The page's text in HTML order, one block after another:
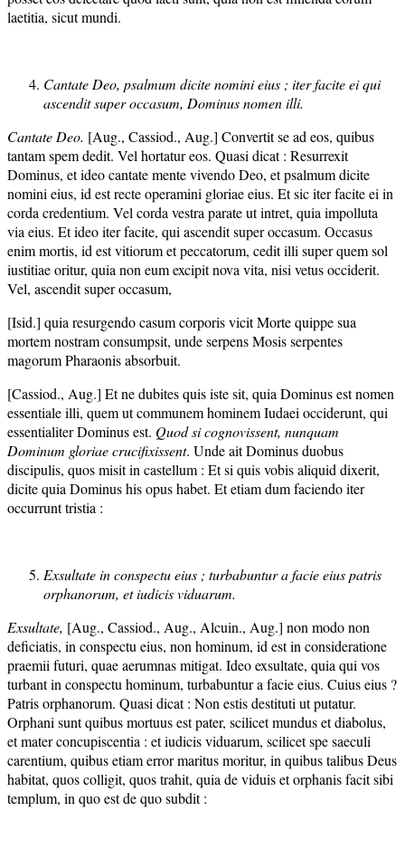
laetitia, sicut mundi.
Cantate Deo, psalmum dicite nomini eius ; iter facite ei qui
ascendit super occasum, Dominus nomen illi.
Cantate Deo. [Aug., Cassiod., Aug.] Convertit se ad eos, quibus
tantam spem dedit. Vel hortatur eos. Quasi dicat : Resurrexit
Dominus, et ideo cantate mente vivendo Deo, et psalmum dicite
nomini eius, id est recte operamini gloriae eius. Et sic iter facite ei in
corda credentium. Vel corda vestra parate ut intret, quia impolluta
via eius. Et ideo iter facite, qui ascendit super occasum. Occasus
enim mortis, id est vitiorum et peccatorum, cedit illi super quem sol
iustitiae oritur, quia non eum excipit nova vita, nisi vetus occiderit.
Vel, ascendit super occasum,
[Isid.] quia resurgendo casum corporis vicit Morte quippe sua
mortem nostram consumpsit, unde serpens Mosis serpentes
magorum Pharaonis absorbuit.
[Cassiod., Aug.] Et ne dubites quis iste sit, quia Dominus est nomen
essentiale illi, quem ut communem hominem Iudaei occiderunt, qui
essentialiter Dominus est. Quod si cognovissent, nunquam
Dominum gloriae crucifixissent. Unde ait Dominus duobus
discipulis, quos misit in castellum : Et si quis vobis aliquid dixerit,
dicite quia Dominus his opus habet. Et etiam dum faciendo iter
occurrunt tristia :
Exsultate in conspectu eius ; turbabuntur a facie eius patris
orphanorum, et iudicis viduarum.
Exsultate, [Aug., Cassiod., Aug., Alcuin., Aug.] non modo non
deficiatis, in conspectu eius, non hominum, id est in consideratione
praemii futuri, quae aerumnas mitigat. Ideo exsultate, quia qui vos
turbant in conspectu hominum, turbabuntur a facie eius. Cuius eius ?
Patris orphanorum. Quasi dicat : Non estis destituti ut putatur.
Orphani sunt quibus mortuus est pater, scilicet mundus et diabolus,
et mater concupiscentia : et iudicis viduarum, scilicet spe saeculi
carentium, quibus etiam error maritus moritur, in quibus talibus Deus
habitat, quos colligit, quos trahit, quia de viduis et orphanis facit sibi
templum, in quo est de quo subdit :